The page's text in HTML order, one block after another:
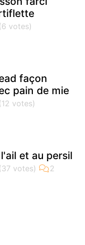
façon
pain de mie
et au persil